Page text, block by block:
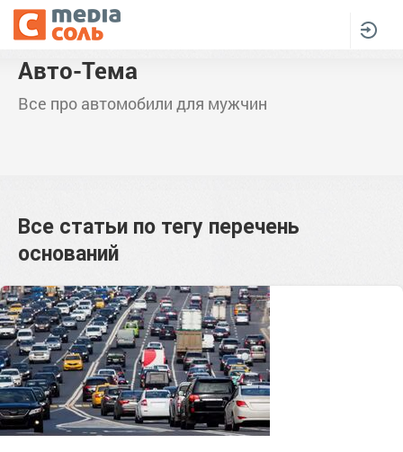
Авто-Тема
Все про автомобили для мужчин
Все статьи по тегу перечень
оснований